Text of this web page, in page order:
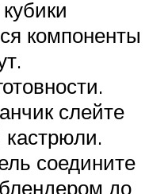
компоненты
слейте
соедините
до